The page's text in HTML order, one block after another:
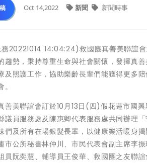
Oct 14,2022 新聞 新聞時事
20221014 14:04:24)救國團真善美聯誼
趨勢，秉持尊重生命與社會關懷，發揮真
及照護工作，協助樂齡長輩們能獲得更多
善美聯誼會訂於10月13日(四)假花蓮市國
議員服務處及陳惠卿代表服務處共同辦理
們及所有在場銀髮長輩，以健康樂活暖身
市公所秘書林仲川、市民代表會副主席李
員阮奕慧、輔導員王俊華、救國團之友聯